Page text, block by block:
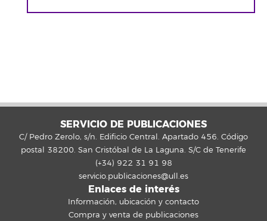
SERVICIO DE PUBLICACIONES
C/ Pedro Zerolo, s/n. Edificio Central. Apartado 456. Código
postal 38200. San Cristóbal de La Laguna. S/C de Tenerife
(+34) 922 31 91 98
servicio.publicaciones@ull.es
Enlaces de interés
Información, ubicación y contacto
Compra y venta de publicaciones